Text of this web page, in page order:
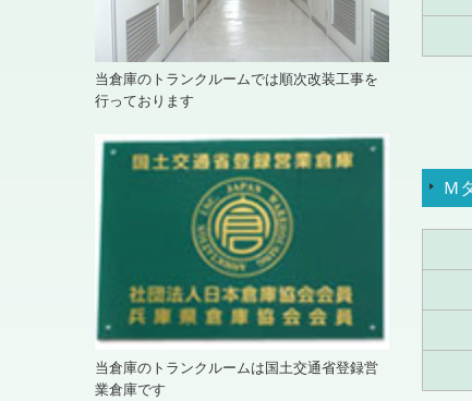
当倉庫のトランクルームでは順次改装工事を
行っております
当倉庫のトランクルームは国土交通省登録営
業倉庫です
Ｍ